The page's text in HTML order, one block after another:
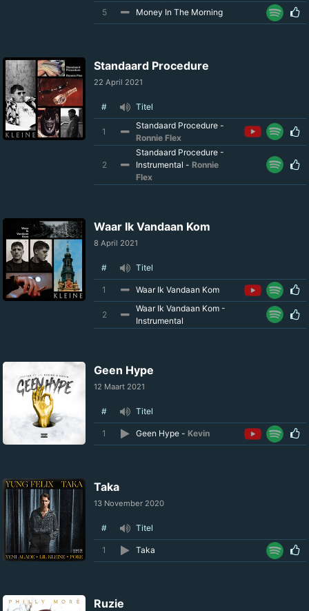
5
Money In The Morning
Standaard Procedure
22 April 2021
# Titel
1
Standaard Procedure -
Ronnie Flex
2
Standaard Procedure -
Instrumental - Ronnie
Flex
Waar Ik Vandaan Kom
8 April 2021
# Titel
1 Waar Ik Vandaan Kom
2
Waar Ik Vandaan Kom -
Instrumental
Geen Hype
12 Maart 2021
# Titel
1 Geen Hype - Kevin
Taka
13 November 2020
# Titel
1 Taka
Ruzie